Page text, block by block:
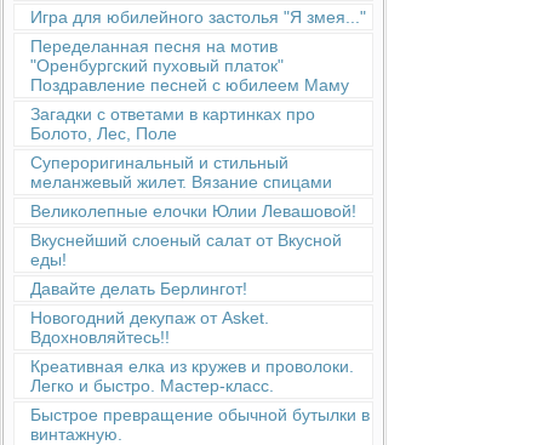
Игра для юбилейного застолья "Я змея..."
Переделанная песня на мотив
"Оренбургский пуховый платок"
Поздравление песней с юбилеем Маму
Загадки с ответами в картинках про
Болото, Лес, Поле
Супероригинальный и стильный
меланжевый жилет. Вязание спицами
Великолепные елочки Юлии Левашовой!
Вкуснейший слоеный салат от Вкусной
еды!
Давайте делать Берлингот!
Новогодний декупаж от Asket.
Вдохновляйтесь!!
Креативная елка из кружев и проволоки.
Легко и быстро. Мастер-класс.
Быстрое превращение обычной бутылки в
винтажную.